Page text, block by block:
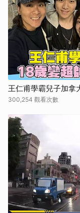
王仁甫學霸兒子加拿
300,254 觀看次數